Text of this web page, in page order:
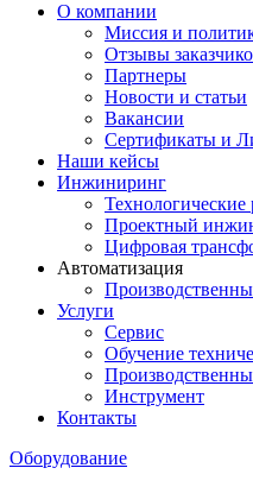
О компании
Миссия и
Отзывы
Партнеры
Новости и статьи
Вакансии
Сертификаты и
Наши кейсы
Инжиниринг
Проектный
Цифровая
Автоматизация
Услуги
Сервис
Обучение
Инструмент
Контакты
Оборудование